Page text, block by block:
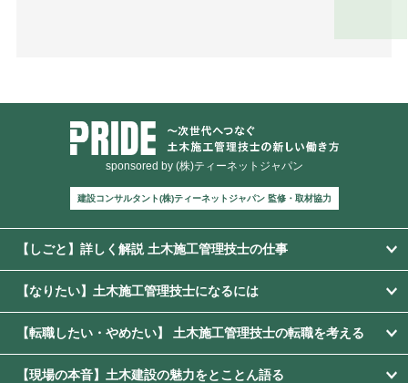
sponsored by (株)ティーネットジャパン
建設コンサルタント(株)ティーネットジャパン 監修・取材協力
【しごと】詳しく解説 土木施工管理技士の仕事
【なりたい】土木施工管理技士になるには
【転職したい・やめたい】 土木施工管理技士の転職を考える
【現場の本音】土木建設の魅力をとことん語る